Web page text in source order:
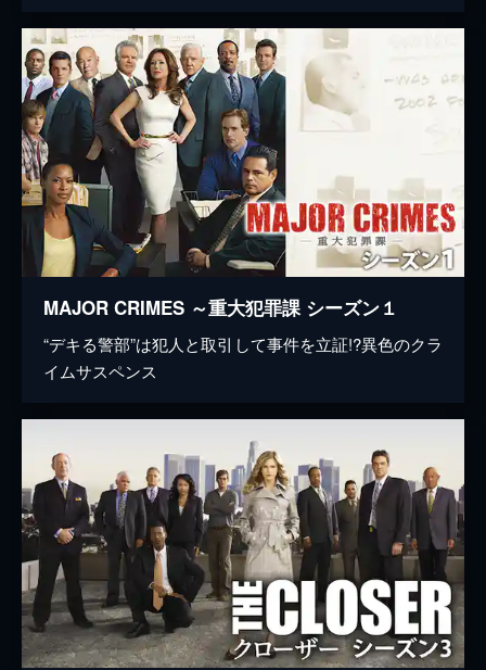
MAJOR CRIMES ～重大犯罪課 シーズン１
“デキる警部”は犯人と取引して事件を立証!?異色のクラ
イムサスペンス